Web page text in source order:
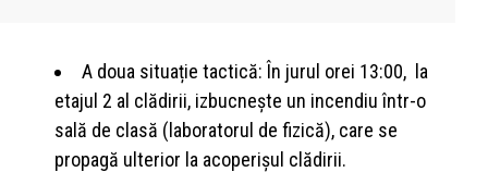
A doua situație tactică: În jurul orei 13:00, la
etajul 2 al clădirii, izbucnește un incendiu într-o
sală de clasă (laboratorul de fizică), care se
propagă ulterior la acoperișul clădirii.